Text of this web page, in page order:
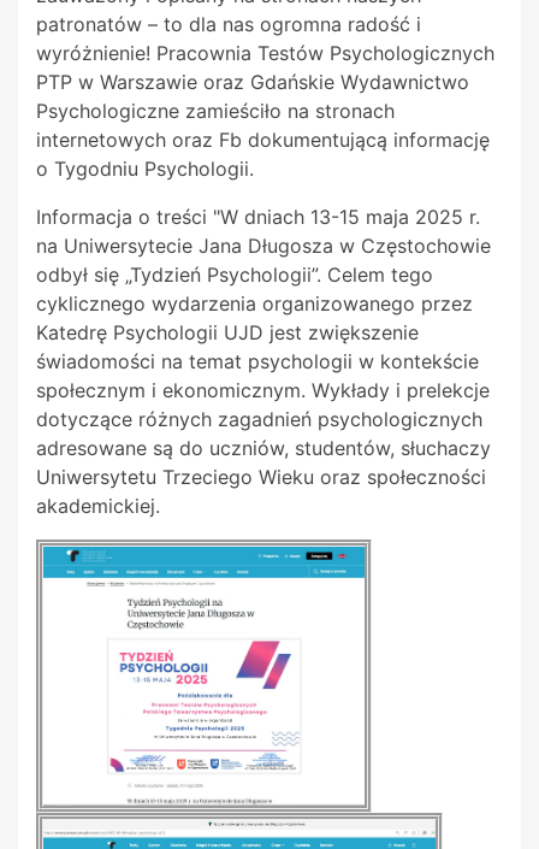
patronatów – to dla nas ogromna radość i
wyróżnienie! Pracownia Testów Psychologicznych
PTP w Warszawie oraz Gdańskie Wydawnictwo
Psychologiczne zamieściło na stronach
internetowych oraz Fb dokumentującą informację
o Tygodniu Psychologii.
Informacja o treści "W dniach 13-15 maja 2025 r.
na Uniwersytecie Jana Długosza w Częstochowie
odbył się „Tydzień Psychologii”. Celem tego
cyklicznego wydarzenia organizowanego przez
Katedrę Psychologii UJD jest zwiększenie
świadomości na temat psychologii w kontekście
społecznym i ekonomicznym. Wykłady i prelekcje
dotyczące różnych zagadnień psychologicznych
adresowane są do uczniów, studentów, słuchaczy
Uniwersytetu Trzeciego Wieku oraz społeczności
akademickiej.